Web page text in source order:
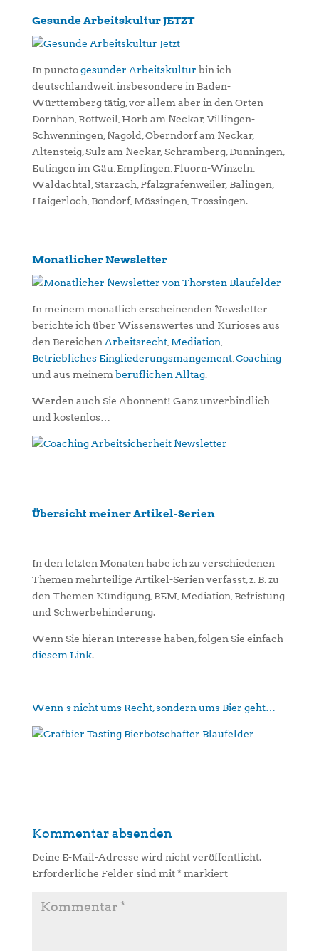
Gesunde Arbeitskultur JETZT
In punctogesunder Arbeitskultur bin ich
deutschlandweit, insbesondere in Baden-
Württemberg tätig, vor allem aber in den Orten
Dornhan, Rottweil, Horb am Neckar, Villingen-
Schwenningen, Nagold, Oberndorf am Neckar,
Altensteig, Sulz am Neckar, Schramberg, Dunningen,
Eutingen im Gäu, Empfingen, Fluorn-Winzeln,
Waldachtal, Starzach, Pfalzgrafenweiler, Balingen,
Haigerloch, Bondorf, Mössingen, Trossingen.
Monatlicher Newsletter
In meinem monatlich erscheinenden Newsletter
berichte ich über Wissenswertes und Kurioses aus
den BereichenArbeitsrecht,Mediation,
Betriebliches Eingliederungsmangement,Coaching
und aus meinemberuflichen Alltag.
Werden auch Sie Abonnent! Ganz unverbindlich
und kostenlos…
Übersicht meiner Artikel-Serien
In den letzten Monaten habe ich zu verschiedenen
Themen mehrteilige Artikel-Serien verfasst, z. B. zu
den Themen Kündigung, BEM, Mediation, Befristung
und Schwerbehinderung.
Wenn Sie hieran Interesse haben, folgen Sie einfach
diesem Link.
Wenn´s nicht ums Recht, sondern ums Bier geht…
Kommentar absenden
Deine E-Mail-Adresse wird nicht veröffentlicht.
Erforderliche Felder sind mit* markiert